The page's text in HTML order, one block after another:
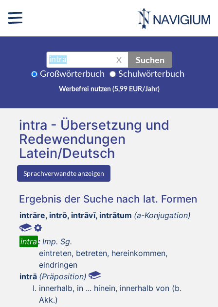
X Suchen
Großwörterbuch Schulwörterbuch
Werbefrei nutzen (5,99 EUR/Jahr)
intra - Übersetzung und
Redewendungen
Latein/Deutsch
Sprachverwandte anzeigen
Ergebnis der Suche nach lat. Formen
intrāre, intrō, intrāvī, intrātum (a-Konjugation)
intra: Imp. Sg.
eintreten, betreten, hereinkommen,
eindringen
intrā (Präposition)
innerhalb, in ... hinein, innerhalb von (b.
Akk.)